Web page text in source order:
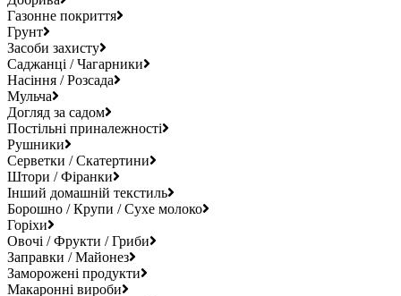
Газонне покриття
Грунт
Засоби захисту
Саджанці / Чагарники
Насіння / Розсада
Мульча
Догляд за садом
Постільні приналежності
Рушники
Серветки / Скатертини
Штори / Фіранки
Інший домашній текстиль
Борошно / Крупи / Сухе молоко
Горіхи
Овочі / Фрукти / Гриби
Заправки / Майонез
Заморожені продукти
Макаронні вироби